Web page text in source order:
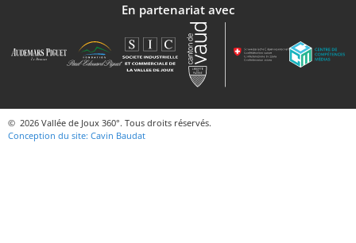
En partenariat avec
© 2026 Vallée de Joux 360°. Tous droits réservés.
Conception du site: Cavin Baudat